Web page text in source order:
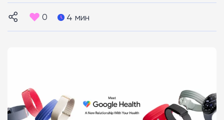
0 4 мин